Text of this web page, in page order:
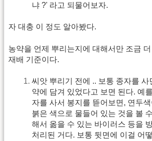
냐 ?' 라고 되물어보자.
자 대충 이 정도 알아봤다.
농약을 언제 뿌리는지에 대해서만 조금 더
재배 기준이다.
씨앗 뿌리기 전에 .. 보통 종자를 사
약에 담겨 있었다고 보면 된다. 예
자를 사서 봉지를 뜯어보면, 연두
붉은 색으로 물들어 있는 것을 볼
해서 옮을 수 있는 바이러스 등을
처리된 거다. 보통 뒷면에 이걸 어